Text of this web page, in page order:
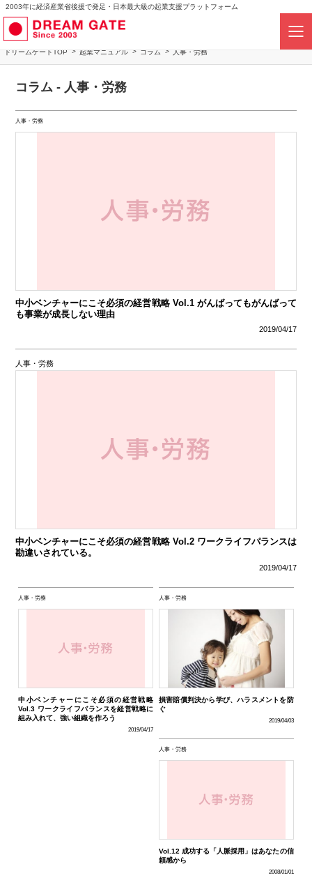
2003年に経済産業省後援で発足・日本最大級の起業支援プラットフォーム
ドリームゲートTOP 起業マニュアル コラム 人事・労務
コラム - 人事・労務
人事・労務
中小ベンチャーにこそ必須の経営戦略 Vol.1 がんばってもがんばって
も事業が成長しない理由
2019/04/17
人事・労務
中小ベンチャーにこそ必須の経営戦略 Vol.2 ワークライフパランスは
勘違いされている。
2019/04/17
人事・労務
中小ベンチャーにこそ必須の経営戦略
Vol.3 ワークライフバランスを経営戦略に
組み入れて、強い組織を作ろう
2019/04/17
人事・労務
損害賠償判決から学び、ハラスメントを防
ぐ
2019/04/03
人事・労務
Vol.12 成功する「人脈採用」はあなたの信
頼感から
2008/01/01